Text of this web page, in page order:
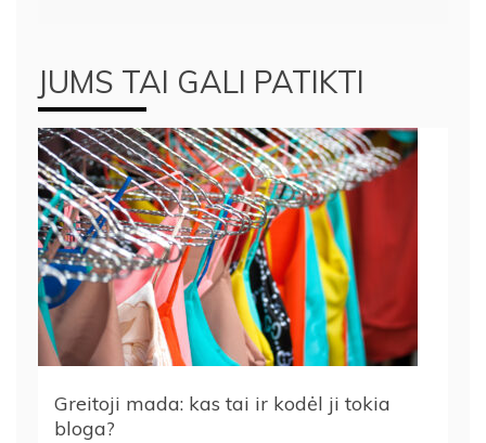
JUMS TAI GALI PATIKTI
Greitoji mada: kas tai ir kodėl ji tokia
bloga?